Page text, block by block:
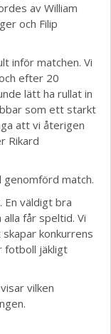
av William
och Filip
inför matchen. Vi
efter 20
lätt ha rullat in
som ett starkt
att vi återigen
Rikard
match.
En väldigt bra
alla får speltid. Vi
konkurrens
fotboll jäkligt
vilken